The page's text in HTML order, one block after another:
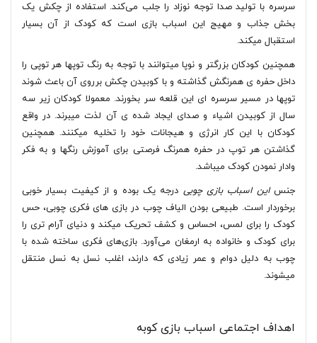
سرسره با تولید صدا توجه نوزاد را جلب می‌کند. استفاده از چکش یک
بخش جذاب و مهیج این اسباب بازی است که کودک از آن بسیار
استقبال میکند.
همچنین کودکان بزرگتر و نوپا میتوانند با توجه به رنگ توپها هر توپی را
داخل حفره ی همرنگش گذاشته و با کوبیدن چکش برروی آن باعث شوند
توپها در مسیر سرسره ای این قلعه سر بخورند. معمولا کودکان زیر سه
سال از کوبیدن اشیاء و صدای ایجاد شده ی آن لذت میبرند. در واقع
کودکان با این کار انرژی و هیجانات خود را تخلیه میکنند. همچنین
گذاشتن هر توپ در حفره همرنگ فرصتی برای آموزش رنگها و به فکر
وادار نمودن کودک میباشد.
جنساین اسباب بازی چوبی درجه یک بوده و از کیفیت بسیار خوبی
برخوردار است. طبیعی بودن الیاف چوب در بازی های فکری چوبی، حس
کودک را برای لمس، احساس و کشف تحریک میکند و دنیای آرام تری را
برای کودک و خانواده به ارمغان می‌آورد. بازی‌های فکری ساخته شده با
چوب به دلیل دوام و عمر زیادی که دارند، اغلب نسل به نسل منتقل
میشوند.
اهداف اجتماعی اسباب بازی کوبه